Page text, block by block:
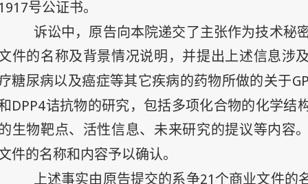
号公证书。
诉讼中，原告向本院递交了主张作为技术秘
件的名称及背景情况说明，并提出上述信息涉
糖尿病以及癌症等其它疾病的药物所做的关于
DPP4诘抗物的研究，包括多项化合物的化学结
生物靶点、活性信息、未来研究的提议等内容
件的名称和内容予以确认。
上述事实由原告提交的系争21 个商业文件的